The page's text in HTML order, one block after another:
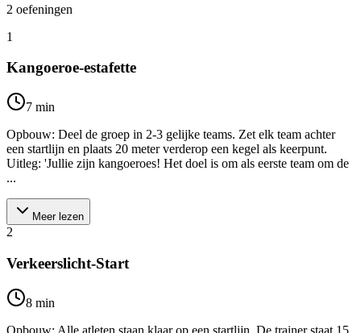
2 oefeningen
1
Kangoeroe-estafette
7 min
Opbouw: Deel de groep in 2-3 gelijke teams. Zet elk team achter
een startlijn en plaats 20 meter verderop een kegel als keerpunt.
Uitleg: 'Jullie zijn kangoeroes! Het doel is om als eerste team om de
...
Meer lezen
2
Verkeerslicht-Start
8 min
Opbouw: Alle atleten staan klaar op een startlijn. De trainer staat 15